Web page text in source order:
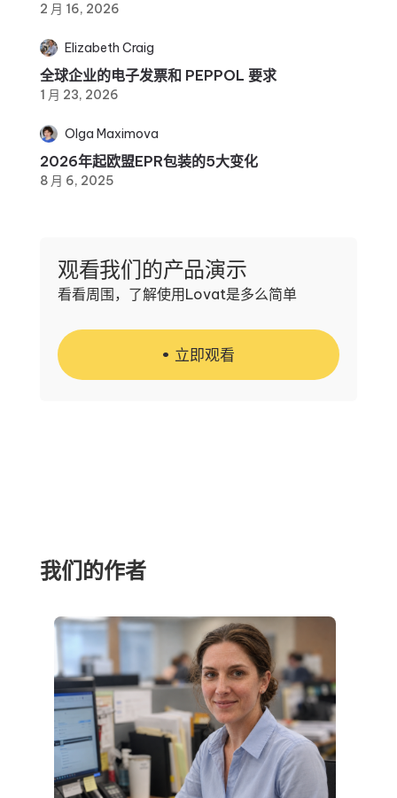
2 月 16, 2026
Elizabeth Craig
全球企业的电子发票和 PEPPOL 要求
1 月 23, 2026
Olga Maximova
2026年起欧盟EPR包装的5大变化
8 月 6, 2025
观看我们的产品演示
看看周围，了解使用Lovat是多么简单
立即观看
我们的作者